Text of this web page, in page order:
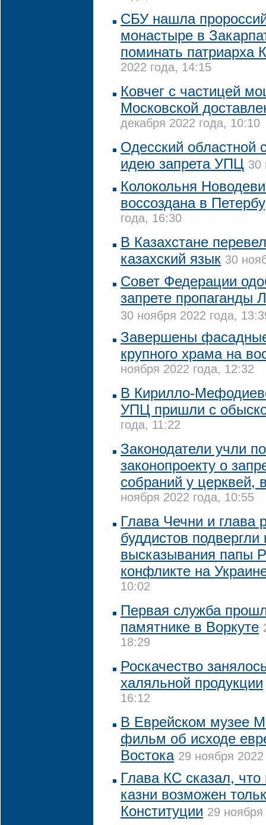
CБУ нашла
монастыре в
поминать патриарха
2022 года, 14:15
Ковчег с частицей
Московской
декабря 2022 года, 10:10
Одесский областной
идею запрета УПЦ 30
Колокольня
воссоздана в
года, 16:30
В Казахстане
казахский язык 30
Совет Федерации
запрете пропаганды
30 ноября 2022 года,
Завершены
крупного храма на
ноября 2022 года, 12:32
В Кирилло-
УПЦ пришли с
года, 11:22
Законодатели учли
законопроекту о
собраний у церквей,
ноября 2022 года, 10:55
Глава Чечни и глава
буддистов подвергли
высказывания папы
конфликте на
10:02
Первая служба
памятнике в Воркуте
18:29
Роскачество
халяльной продукции
16:12
В Еврейском музее
фильм об исходе
Востока 29 ноября
Глава КС сказал, что
казни возможен
Конституции 29